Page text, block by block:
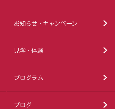
お知らせ・キャンペーン
見学・体験
プログラム
ブログ